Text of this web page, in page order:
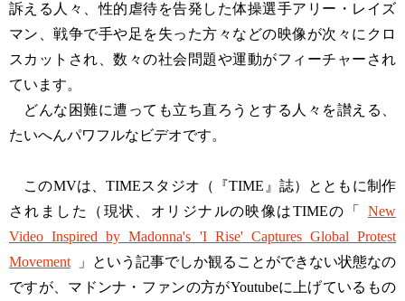
訴える人々、性的虐待を告発した体操選手アリー・レイズ
マン、戦争で手や足を失った方々などの映像が次々にクロ
スカットされ、数々の社会問題や運動がフィーチャーされ
ています。
どんな困難に遭っても立ち直ろうとする人々を讃える、
たいへんパワフルなビデオです。
このMVは、TIMEスタジオ（『TIME』誌）とともに制作
されました（現状、オリジナルの映像はTIMEの「
New
Video Inspired by Madonna's 'I Rise' Captures Global Protest
Movement
」という記事でしか観ることができない状態なの
ですが、マドンナ・ファンの方がYoutubeに上げているもの